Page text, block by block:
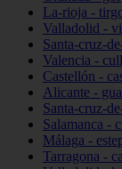
La-rioja -
Valladolid -
Santa-cruz-
Valencia -
Castellón -
Alicante -
Santa-cruz-
Salamanca -
Málaga -
Tarragona -